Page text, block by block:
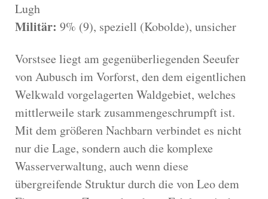
Lugh
Militär: 9% (9), speziell (Kobolde), unsicher
Vorstsee liegt am gegenüberliegenden Seeufer
von Aubusch im Vorforst, den dem eigentlichen
Welkwald vorgelagerten Waldgebiet, welches
mittlerweile stark zusammengeschrumpft ist.
Mit dem größeren Nachbarn verbindet es nicht
nur die Lage, sondern auch die komplexe
Wasserverwaltung, auch wenn diese
übergreifende Struktur durch die von Leo dem